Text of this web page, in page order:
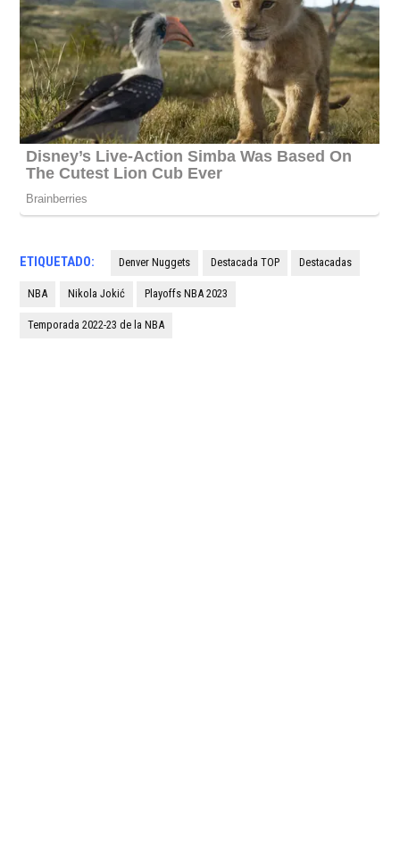
ETIQUETADO: Denver Nuggets Destacada TOP Destacadas
NBA Nikola Jokić Playoffs NBA 2023
Temporada 2022-23 de la NBA